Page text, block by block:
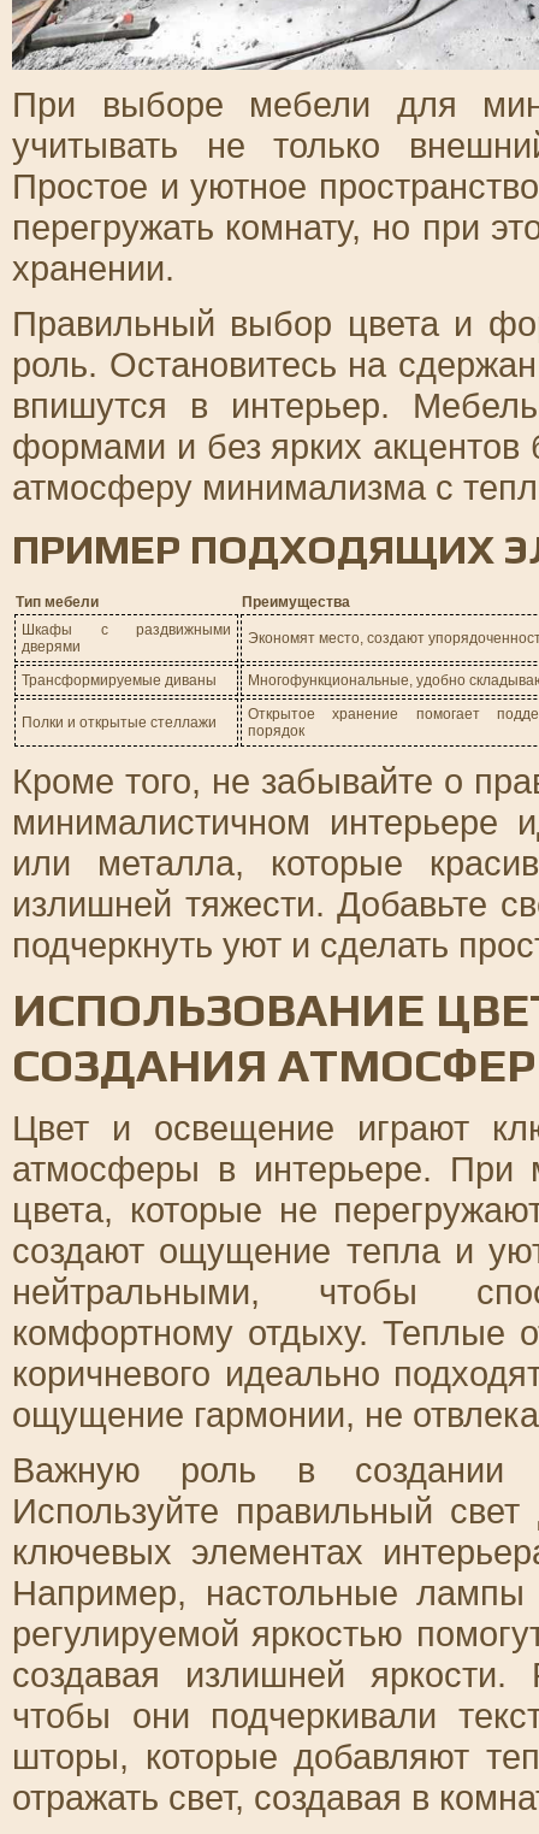
При выборе мебели для
учитывать не только
Простое и уютное
перегружать комнату, но при
хранении.
Правильный выбор цвета и
роль. Остановитесь на
впишутся в интерьер.
формами и без ярких акцентов
атмосферу минимализма с
ПРИМЕР ПОДХОДЯЩИХ
Тип мебели
Преимущества
Шкафы с раздвижными
дверями
Экономят место, создают
Трансформируемые диваны Многофункциональные, удобно
Полки и открытые стеллажи
Открытое хранение помогает
порядок
Кроме того, не забывайте о
минималистичном интерьере
или металла, которые
излишней тяжести. Добавьте
подчеркнуть уют и сделать
ИСПОЛЬЗОВАНИЕ
СОЗДАНИЯ
Цвет и освещение играют
атмосферы в интерьере. При
цвета, которые не
создают ощущение тепла и
нейтральными, чтобы
комфортному отдыху. Теплые
коричневого идеально
ощущение гармонии, не
Важную роль в создании
Используйте правильный
ключевых элементах
Например, настольные
регулируемой яркостью
создавая излишней яркости.
чтобы они подчеркивали
шторы, которые добавляют
отражать свет, создавая в